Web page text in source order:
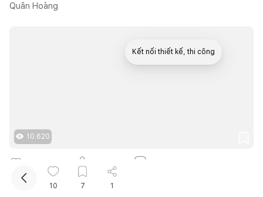
Quân Hoàng
10.620
30 mẫu bàn làm việc trong phòng ngủ đẹp với nhiều
10 7 1
Kết nối thiết kế, thi công